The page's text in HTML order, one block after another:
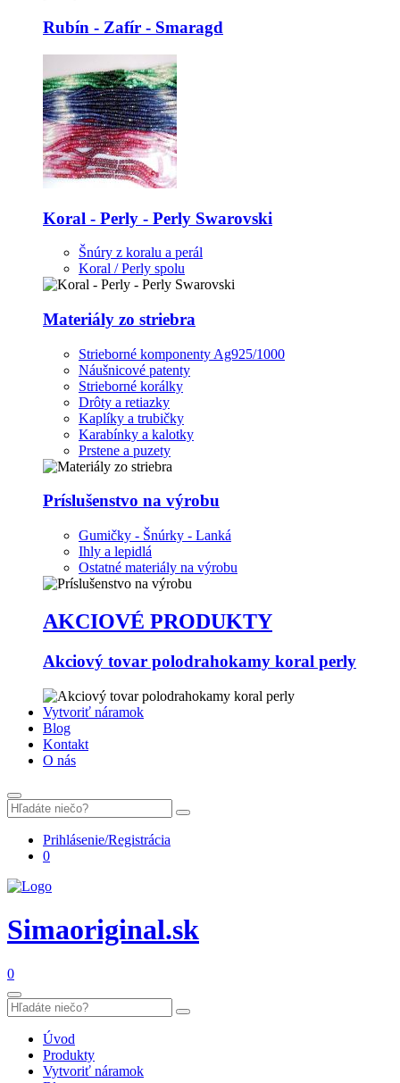
Rubín - Zafír - Smaragd
Koral - Perly - Perly Swarovski
Šnúry z koralu a perál
Koral / Perly spolu
Materiály zo striebra
Strieborné komponenty Ag925/1000
Náušnicové patenty
Strieborné korálky
Drôty a retiazky
Kaplíky a trubičky
Karabínky a kalotky
Prstene a puzety
Príslušenstvo na výrobu
Gumičky - Šnúrky - Lanká
Ihly a lepidlá
Ostatné materiály na výrobu
AKCIOVÉ PRODUKTY
Akciový tovar polodrahokamy koral perly
Vytvoriť náramok
Blog
Kontakt
O nás
Prihlásenie/Registrácia
0
Simaoriginal.sk
0
Úvod
Produkty
Vytvoriť náramok